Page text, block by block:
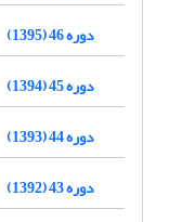
دوره 46 (1395)
دوره 45 (1394)
دوره 44 (1393)
دوره 43 (1392)